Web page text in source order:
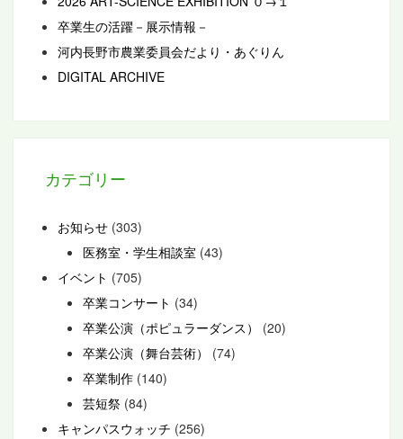
卒業生の活躍－展示情報－
河内長野市農業委員会だより・あぐりん
DIGITAL ARCHIVE
カテゴリー
お知らせ (303)
医務室・学生相談室 (43)
イベント (705)
卒業コンサート (34)
卒業公演（ポピュラーダンス）
(20)
卒業公演（舞台芸術）
(74)
卒業制作 (140)
芸短祭 (84)
キャンパスウォッチ (256)